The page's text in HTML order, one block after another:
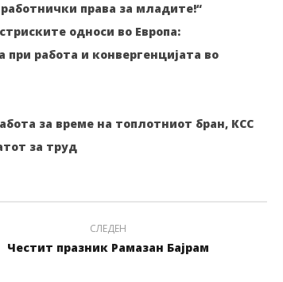
права за младите!“
односи во Европа:
работа и конвергенцијата во
за време на топлотниот бран, КСС
за труд
СЛЕДЕН
Честит празник Рамазан Бајрам